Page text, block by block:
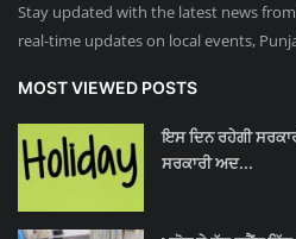
Stay updated with the latest news
real-time updates on local events,
MOST VIEWED POSTS
ਇਸ ਦਿਨ ਰਹੇਗੀ
ਸਰਕਾਰੀ ਅਦ...